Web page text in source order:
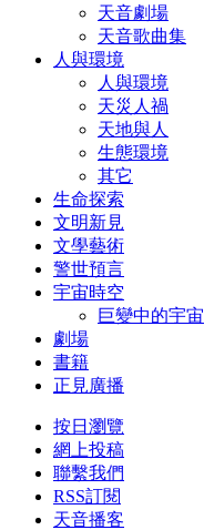
天音劇場
天音歌曲集
人與環境
人與環境
天災人禍
天地與人
生態環境
其它
生命探索
文明新見
文學藝術
警世預言
宇宙時空
巨變中的宇宙
劇場
書籍
正見廣播
按日瀏覽
網上投稿
聯繫我們
RSS訂閱
天音播客